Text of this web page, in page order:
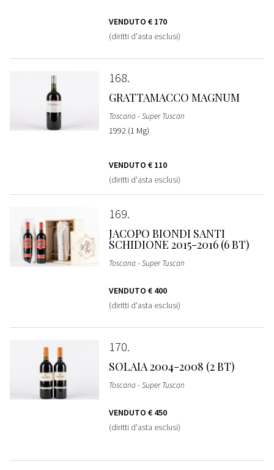
VENDUTO € 170
(diritti d'asta esclusi)
168
GRATTAMACCO MAGNUM
Toscana - Super Tuscan
1992 (1 Mg)
VENDUTO € 110
(diritti d'asta esclusi)
169
JACOPO BIONDI SANTI
SCHIDIONE 2015-2016 (6 BT)
Toscana - Super Tuscan
VENDUTO € 400
(diritti d'asta esclusi)
170
SOLAIA 2004-2008 (2 BT)
Toscana - Super Tuscan
VENDUTO € 450
(diritti d'asta esclusi)